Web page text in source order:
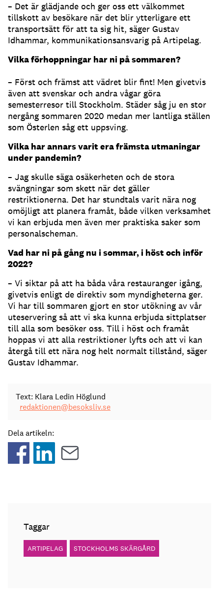
– Det är glädjande och ger oss ett välkommet
tillskott av besökare när det blir ytterligare ett
transportsätt för att ta sig hit, säger Gustav
Idhammar, kommunikationsansvarig på Artipelag.
Vilka förhoppningar har ni på sommaren?
– Först och främst att vädret blir fint! Men givetvis
även att svenskar och andra vågar göra
semesterresor till Stockholm. Städer såg ju en stor
nergång sommaren 2020 medan mer lantliga ställen
som Österlen såg ett uppsving.
Vilka har annars varit era främsta utmaningar
under pandemin?
– Jag skulle säga osäkerheten och de stora
svängningar som skett när det gäller
restriktionerna. Det har stundtals varit nära nog
omöjligt att planera framåt, både vilken verksamhet
vi kan erbjuda men även mer praktiska saker som
personalscheman.
Vad har ni på gång nu i sommar, i höst och inför
2022?
– Vi siktar på att ha båda våra restauranger igång,
givetvis enligt de direktiv som myndigheterna ger.
Vi har till sommaren gjort en stor utökning av vår
uteservering så att vi ska kunna erbjuda sittplatser
till alla som besöker oss. Till i höst och framåt
hoppas vi att alla restriktioner lyfts och att vi kan
återgå till ett nära nog helt normalt tillstånd, säger
Gustav Idhammar.
Text: Klara Ledin Höglund
redaktionen@besoksliv.se
Dela artikeln:
Taggar
ARTIPELAG STOCKHOLMS SKÄRGÅRD